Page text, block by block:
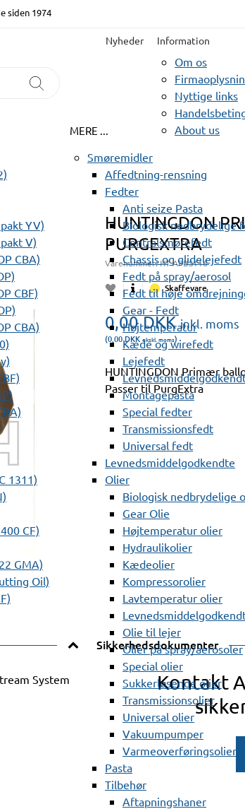
siden 1974
Nyheder Information
Om os
Nyttige links
About us
YV)
V)
CBA)
CBF)
CBA)
1311)
CF)
GMA)
Oil)
MERE ...
Smøremidler
Affedtning-rensning
Fedter
Anti seize Pasta
Biologisk nedbrydelige
Centralsmørefedt
Chassis og glidelejefedt
Fedt på spray/aerosol
Fedt til høje
Gear - Fedt
Højtemperatur
Kæde og wirefedt
Lejefedt
Montagepasta
Special fedter
Transmissionsfedt
Universal fedt
Levnedsmiddelgodkendte
Olier
Biologisk nedbrydelige
Gear Olie
Højtemperatur olier
Hydraulikolier
Kædeolier
Kompressorolier
Lavtemperatur olier
Olie til lejer
Olier på spray/aerosoler
Special olier
Sukkerløsende olier
Transmissionsolier
Universal olier
Vakuumpumper
Varmeoverføringsolier
Pasta
Tilbehør
Aftapningshaner
HUNTINGDON
PURGEXTRA
Varenummer:HT APBS116
Skaffevare
0,00DKK inkl. moms
(0,00DKK ekskl. moms)
HUNTINGDON Primær
Passer til PurgExtra
System
Sikkerhedsdokumenter
Kontakt